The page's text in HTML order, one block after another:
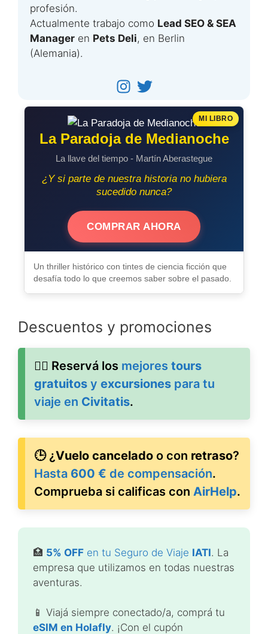
profesión.
Actualmente trabajo como Lead SEO & SEA
Manager en Pets Deli, en Berlin
(Alemania).
MI LIBRO
La Paradoja de Medianoche
La llave del tiempo - Martín Aberastegue
¿Y si parte de nuestra historia no hubiera
sucedido nunca?
COMPRAR AHORA
Un thriller histórico con tintes de ciencia ficción que
desafía todo lo que creemos saber sobre el pasado.
Descuentos y promociones
🚶‍♂️ Reservá los mejores tours
gratuitos y excursiones para tu
viaje en Civitatis.
🕒 ¿Vuelo cancelado o con retraso?
Hasta 600 € de compensación.
Comprueba si calificas con AirHelp.
🏥 5% OFF en tu Seguro de Viaje IATI. La
empresa que utilizamos en todas nuestras
aventuras.
📱 Viajá siempre conectado/a, comprá tu
eSIM en Holafly. ¡Con el cupón